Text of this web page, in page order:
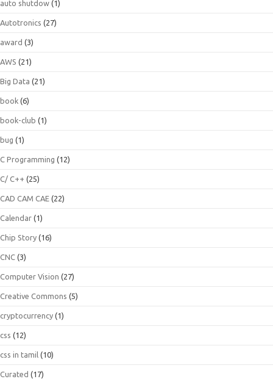
auto shutdow (1)
Autotronics (27)
award (3)
AWS (21)
Big Data (21)
book (6)
book-club (1)
bug (1)
C Programming (12)
C/ C++ (25)
CAD CAM CAE (22)
Calendar (1)
Chip Story (16)
CNC (3)
Computer Vision (27)
Creative Commons (5)
cryptocurrency (1)
css (12)
css in tamil (10)
Curated (17)